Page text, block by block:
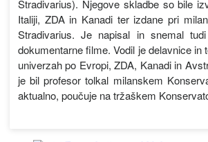
Stradivarius). Njegove skladbe so bile
Italiji, ZDA in Kanadi ter izdane pri
Stradivarius. Je napisal in snemal
dokumentarne filme. Vodil je delavnice in
univerzah po Evropi, ZDA, Kanadi in
je bil profesor tolkal milanskem
aktualno, poučuje na tržaškem